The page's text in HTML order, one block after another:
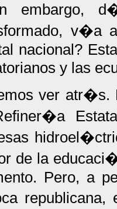
embargo,
v�a
nacional?
y las
ver atr�s.
de la
Pero, a
republicana,